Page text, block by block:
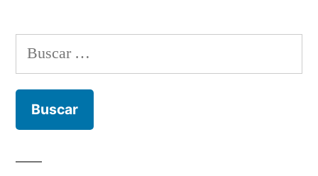
Buscar: